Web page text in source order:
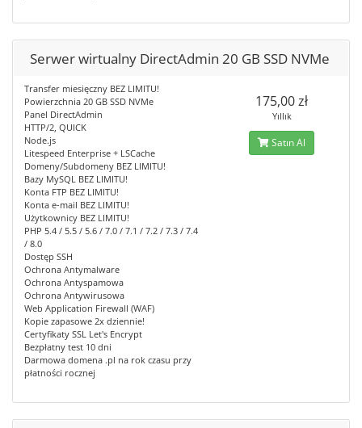
Serwer wirtualny DirectAdmin 20 GB SSD NVMe
Transfer miesięczny BEZ LIMITU!
Powierzchnia 20 GB SSD NVMe
Panel DirectAdmin
HTTP/2, QUICK
Node.js
Litespeed Enterprise + LSCache
Domeny/Subdomeny BEZ LIMITU!
Bazy MySQL BEZ LIMITU!
Konta FTP BEZ LIMITU!
Konta e-mail BEZ LIMITU!
Użytkownicy BEZ LIMITU!
PHP 5.4 / 5.5 / 5.6 / 7.0 / 7.1 / 7.2 / 7.3 / 7.4
/ 8.0
Dostęp SSH
Ochrona Antymalware
Ochrona Antyspamowa
Ochrona Antywirusowa
Web Application Firewall (WAF)
Kopie zapasowe 2x dziennie!
Certyfikaty SSL Let's Encrypt
Bezpłatny test 10 dni
Darmowa domena .pl na rok czasu przy
płatności rocznej
175,00 zł
Yıllık
Satın Al